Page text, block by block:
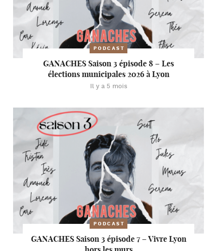
PODCAST
GANACHES Saison 3 épisode 8 – Les
élections municipales 2026 à Lyon
Il y a 5 mois
PODCAST
GANACHES Saison 3 épisode 7 – Vivre Lyon